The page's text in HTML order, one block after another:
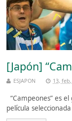
[Japón]
ESJAPON 13,
“Campeones” es
película